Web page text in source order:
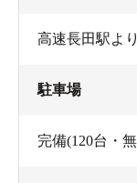
高速長田駅よ
駐車場
完備(120台・